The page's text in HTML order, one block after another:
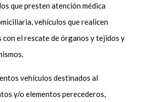
que presten atención médica
vehículos que realicen
con el rescate de órganos y tejidos y
vehículos destinados al
y/o elementos perecederos,